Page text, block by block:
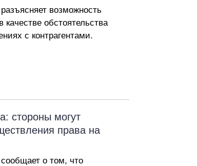
возможность
обстоятельства
с контрагентами.
стороны могут
права на
о том, что